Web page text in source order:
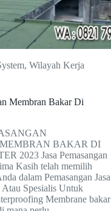
, Wilayah Kerja
Membran Bakar Di
BAKAR DI
2023 Jasa Pemasangan
Kasih telah memilih
dalam Pemasangan Jasa
Spesialis Untuk
Membrane bakar